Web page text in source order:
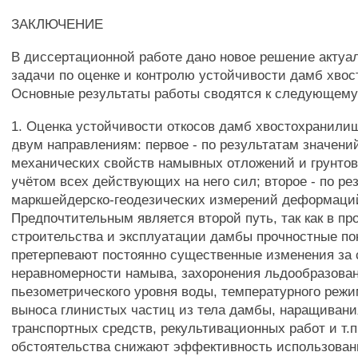
ЗАКЛЮЧЕНИЕ
В диссертационной работе дано новое решение
задачи по оценке и контролю устойчивости дамб
Основные результаты работы сводятся к
1. Оценка устойчивости откосов дамб
двум направлениям: первое - по результатам
механических свойств намывных отложений и
учётом всех действующих на него сил; второе - по
маркшейдерско-геодезических измерений
Предпочтительным является второй путь, так как в
строительства и эксплуатации дамбы прочностные
претерпевают постоянно существенные изменения за
неравномерности намыва, захоронения
пьезометрического уровня воды, температурного
выноса глинистых частиц из тела дамбы,
транспортных средств, рекультивационных работ и
обстоятельства снижают эффективность